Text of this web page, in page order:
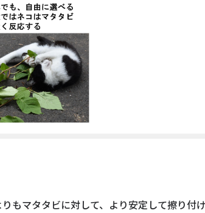
もマタタビに対して、より安定して擦り付